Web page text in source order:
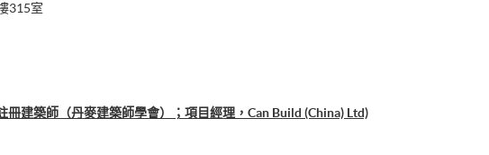
315室
冊建築師（丹麥建築師學會）；項目經理，Can Build (China) Ltd)